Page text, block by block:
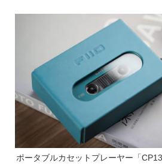
ポータブルカセットプレーヤー「